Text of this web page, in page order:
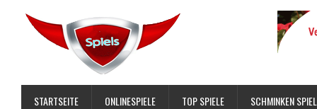
STARTSEITE ONLINESPIELE TOP SPIELE SCHMINKEN